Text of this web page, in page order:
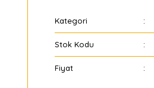
Kategori
Stok Kodu
Fiyat